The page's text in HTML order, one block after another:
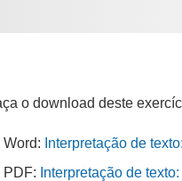
o download deste
Word: Interpretação de
PDF: Interpretação de